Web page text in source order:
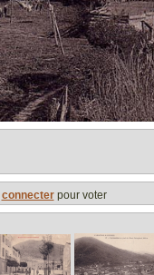
connecterpour voter